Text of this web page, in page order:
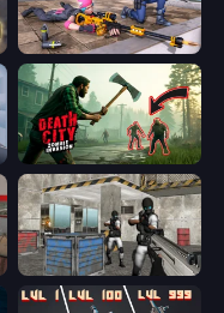
FPS Commando Gun Shooting Game
Death City Zombie Invasion
Bullet Fury 2